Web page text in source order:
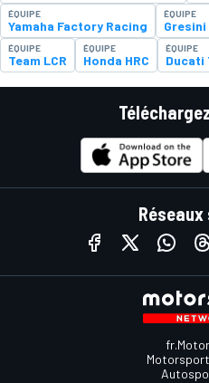
ÉQUIPE
Yamaha Factory Racing
ÉQUIPE
Gresini
ÉQUIPE
Team LCR
ÉQUIPE
Honda HRC
ÉQUIPE
Ducati